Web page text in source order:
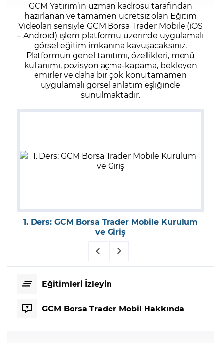
GCM Yatırım’ın uzman kadrosu tarafından
hazırlanan ve tamamen ücretsiz olan Eğitim
Videoları serisiyle GCM Borsa Trader Mobile (iOS
– Android) işlem platformu üzerinde uygulamalı
görsel eğitim imkanına kavuşacaksınız.
Platformun genel tanıtımı, özellikleri, menü
kullanımı, pozisyon açma-kapama, bekleyen
emirler ve daha bir çok konu tamamen
uygulamalı görsel anlatım eşliğinde
sunulmaktadır.
1. Ders: GCM Borsa Trader Mobile Kurulum
ve Giriş
Eğitimleri İzleyin
GCM Borsa Trader Mobil Hakkında